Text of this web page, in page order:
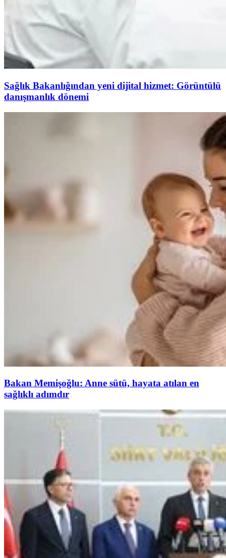
Sağlık Bakanlığından yeni dijital hizmet: Görüntülü
danışmanlık dönemi
Bakan Memişoğlu: Anne sütü, hayata atılan en
sağlıklı adımdır